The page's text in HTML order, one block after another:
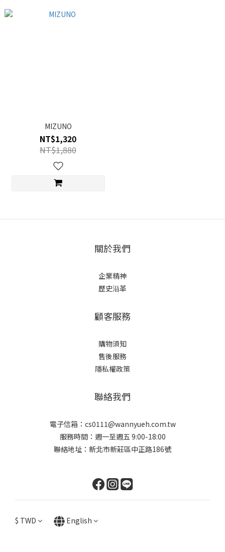
MIZUNO
NT$1,320
NT$1,880
關於我們
企業精神
歷史沿革
顧客服務
購物須知
售後服務
隱私權政策
聯絡我們
電子信箱：cs0111@wannyueh.com.tw
服務時間：週一至週五 9:00-18:00
聯絡地址：新北市新莊區中正路186號
$ TWD English